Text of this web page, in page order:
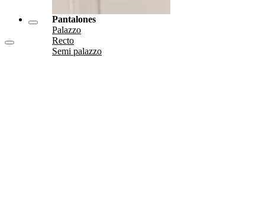
Pantalones
Palazzo
Recto
Semi palazzo